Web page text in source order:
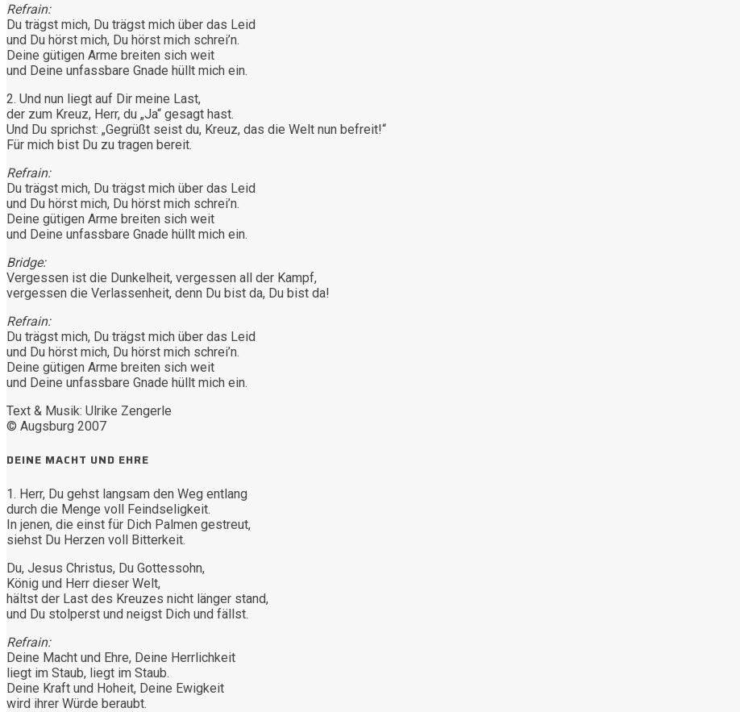
Refrain:
Du trägst mich, Du trägst mich über das Leid
und Du hörst mich, Du hörst mich schrei’n.
Deine gütigen Arme breiten sich weit
und Deine unfassbare Gnade hüllt mich ein.
2. Und nun liegt auf Dir meine Last,
der zum Kreuz, Herr, du „Ja“ gesagt hast.
Und Du sprichst: „Gegrüßt seist du, Kreuz, das die Welt nun befreit!“
Für mich bist Du zu tragen bereit.
Refrain:
Du trägst mich, Du trägst mich über das Leid
und Du hörst mich, Du hörst mich schrei’n.
Deine gütigen Arme breiten sich weit
und Deine unfassbare Gnade hüllt mich ein.
Bridge:
Vergessen ist die Dunkelheit, vergessen all der Kampf,
vergessen die Verlassenheit, denn Du bist da, Du bist da!
Refrain:
Du trägst mich, Du trägst mich über das Leid
und Du hörst mich, Du hörst mich schrei’n.
Deine gütigen Arme breiten sich weit
und Deine unfassbare Gnade hüllt mich ein.
Text & Musik: Ulrike Zengerle
© Augsburg 2007
DEINE MACHT UND EHRE
1. Herr, Du gehst langsam den Weg entlang
durch die Menge voll Feindseligkeit.
In jenen, die einst für Dich Palmen gestreut,
siehst Du Herzen voll Bitterkeit.
Du, Jesus Christus, Du Gottessohn,
König und Herr dieser Welt,
hältst der Last des Kreuzes nicht länger stand,
und Du stolperst und neigst Dich und fällst.
Refrain:
Deine Macht und Ehre, Deine Herrlichkeit
liegt im Staub, liegt im Staub.
Deine Kraft und Hoheit, Deine Ewigkeit
wird ihrer Würde beraubt.